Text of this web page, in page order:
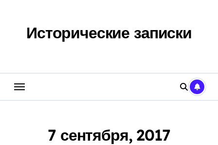
содержаниюИсторические записки
7 сентября, 2017